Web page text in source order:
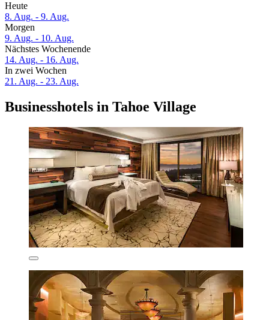
Heute
8. Aug. - 9. Aug.
Morgen
9. Aug. - 10. Aug.
Nächstes Wochenende
14. Aug. - 16. Aug.
In zwei Wochen
21. Aug. - 23. Aug.
Businesshotels in Tahoe Village